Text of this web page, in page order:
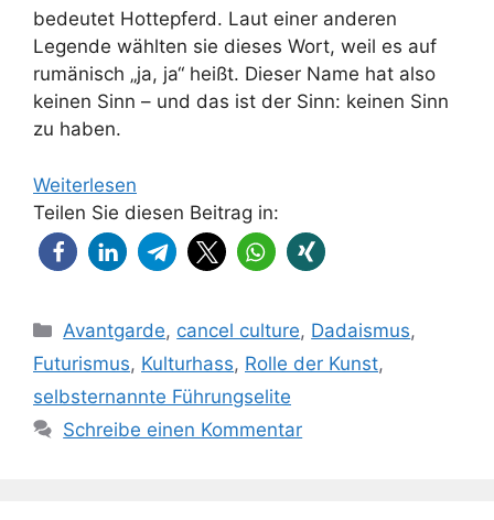
bedeutet Hottepferd. Laut einer anderen
Legende wählten sie dieses Wort, weil es auf
rumänisch „ja, ja“ heißt. Dieser Name hat also
keinen Sinn – und das ist der Sinn: keinen Sinn
zu haben.
Weiterlesen
Teilen Sie diesen Beitrag in:
Kategorien
Avantgarde, cancel culture, Dadaismus,
Futurismus, Kulturhass, Rolle der Kunst,
selbsternannte Führungselite
Schreibe einen Kommentar